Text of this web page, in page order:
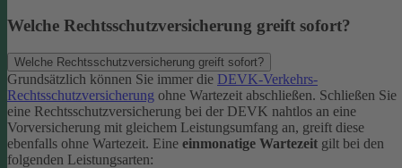
Welche Rechtsschutzversicherung greift sofort?
Welche Rechtsschutzversicherung greift sofort?
Grundsätzlich können Sie immer die DEVK-Verkehrs-
Rechtsschutzversicherung ohne Wartezeit abschließen. Schließen Sie
eine Rechtsschutzversicherung bei der DEVK nahtlos an eine
Vorversicherung mit gleichem Leistungsumfang an, greift diese
ebenfalls ohne Wartezeit. Eine einmonatige Wartezeit gilt bei den
folgenden Leistungsarten: